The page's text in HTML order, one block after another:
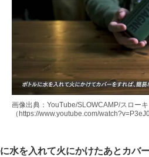
画像出典：YouTube/SLOWCAMP/スロー
（https://www.youtube.com/
水を入れて火にかけたあとカバ